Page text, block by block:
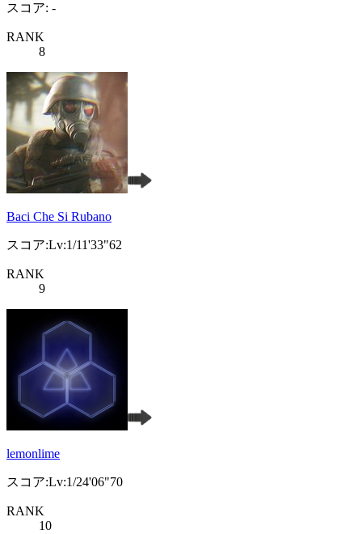
スコア: -
RANK
8
Baci Che Si Rubano
スコア:Lv:1/11'33"62
RANK
9
lemonlime
スコア:Lv:1/24'06"70
RANK
10